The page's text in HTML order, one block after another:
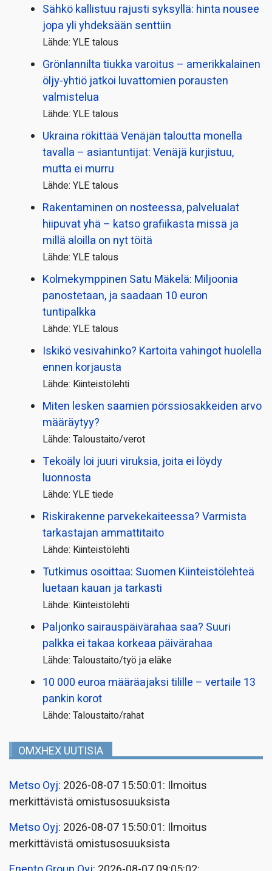
Sähkö kallistuu rajusti syksyllä: hinta nousee
jopa yli yhdeksään senttiin
Lähde: YLE talous
Grönlannilta tiukka varoitus – amerikkalainen
öljy-yhtiö jatkoi luvattomien porausten
valmistelua
Lähde: YLE talous
Ukraina rökittää Venäjän taloutta monella
tavalla – asiantuntijat: Venäjä kurjistuu,
mutta ei murru
Lähde: YLE talous
Rakentaminen on nosteessa, palvelualat
hiipuvat yhä – katso grafiikasta missä ja
millä aloilla on nyt töitä
Lähde: YLE talous
Kolmekymppinen Satu Mäkelä: Miljoonia
panostetaan, ja saadaan 10 euron
tuntipalkka
Lähde: YLE talous
Iskikö vesivahinko? Kartoita vahingot huolella
ennen korjausta
Lähde: Kiinteistölehti
Miten lesken saamien pörssi­osakkeiden arvo
määräytyy?
Lähde: Taloustaito/verot
Tekoäly loi juuri viruksia, joita ei löydy
luonnosta
Lähde: YLE tiede
Riskirakenne parvekekaiteessa? Varmista
tarkastajan ammattitaito
Lähde: Kiinteistölehti
Tutkimus osoittaa: Suomen Kiinteistölehteä
luetaan kauan ja tarkasti
Lähde: Kiinteistölehti
Paljonko sairauspäivä­rahaa saa? Suuri
palkka ei takaa korkeaa päivärahaa
Lähde: Taloustaito/työ ja eläke
10 000 euroa määräajaksi tilille – vertaile 13
pankin korot
Lähde: Taloustaito/rahat
OMXHEX UUTISIA
Metso Oyj: 2026-08-07 15:50:01: Ilmoitus
merkittävistä omistusosuuksista
Metso Oyj: 2026-08-07 15:50:01: Ilmoitus
merkittävistä omistusosuuksista